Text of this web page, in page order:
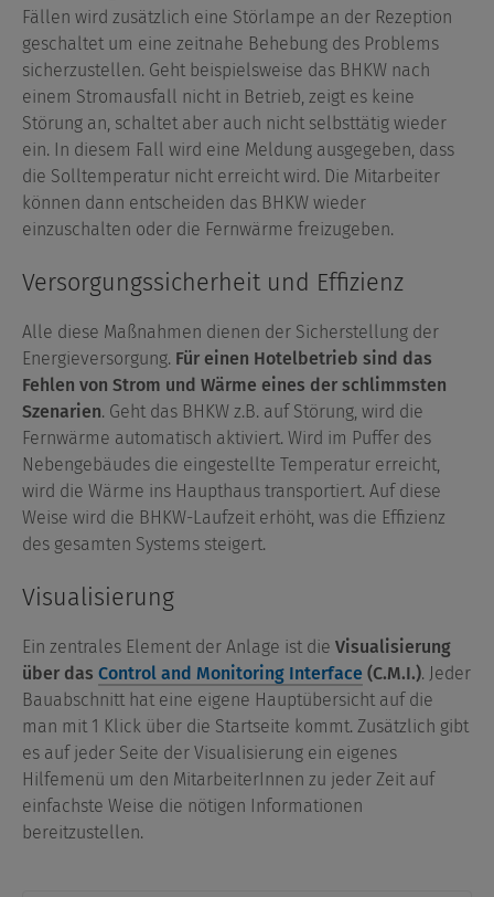
Fällen wird zusätzlich eine Störlampe an der Rezeption
geschaltet um eine zeitnahe Behebung des Problems
sicherzustellen. Geht beispielsweise das BHKW nach
einem Stromausfall nicht in Betrieb, zeigt es keine
Störung an, schaltet aber auch nicht selbsttätig wieder
ein. In diesem Fall wird eine Meldung ausgegeben, dass
die Solltemperatur nicht erreicht wird. Die Mitarbeiter
können dann entscheiden das BHKW wieder
einzuschalten oder die Fernwärme freizugeben.
Versorgungssicherheit und Effizienz
Alle diese Maßnahmen dienen der Sicherstellung der
Energieversorgung. Für einen Hotelbetrieb sind das
Fehlen von Strom und Wärme eines der schlimmsten
Szenarien. Geht das BHKW z.B. auf Störung, wird die
Fernwärme automatisch aktiviert. Wird im Puffer des
Nebengebäudes die eingestellte Temperatur erreicht,
wird die Wärme ins Haupthaus transportiert. Auf diese
Weise wird die BHKW-Laufzeit erhöht, was die Effizienz
des gesamten Systems steigert.
Visualisierung
Ein zentrales Element der Anlage ist die Visualisierung
über das Control and Monitoring Interface (C.M.I.). Jeder
Bauabschnitt hat eine eigene Hauptübersicht auf die
man mit 1 Klick über die Startseite kommt. Zusätzlich gibt
es auf jeder Seite der Visualisierung ein eigenes
Hilfemenü um den MitarbeiterInnen zu jeder Zeit auf
einfachste Weise die nötigen Informationen
bereitzustellen.